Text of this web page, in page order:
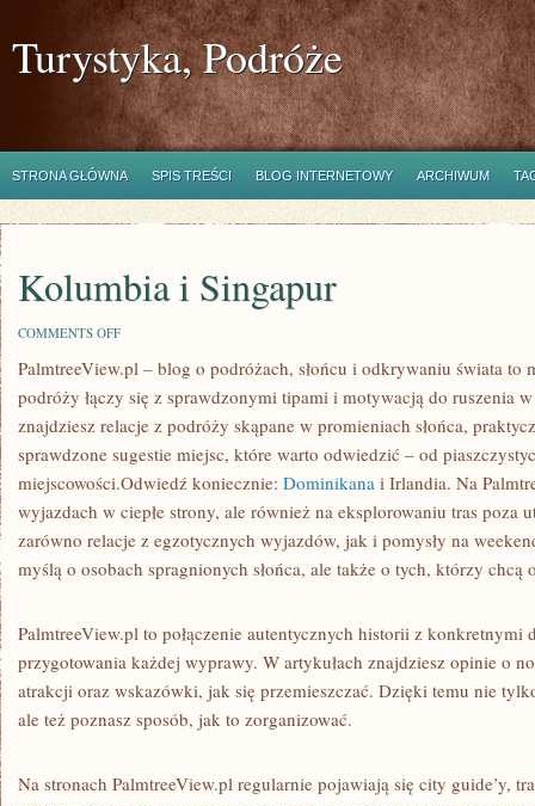
Turystyka, Podróże
STRONA GŁÓWNA SPIS TREŚCI BLOG INTERNETOWY ARCHIWUM
Kolumbia i Singapur
COMMENTS OFFON
I
PalmtreeView.pl – blog o podróżach, słońcu i odkrywaniu świata to
podróży łączy się z sprawdzonymi tipami i motywacją do ruszenia
znajdziesz relacje z podróży skąpane w promieniach słońca,
sprawdzone sugestie miejsc, które warto odwiedzić – od
miejscowości.Odwiedź koniecznie: Dominikana i Irlandia. Na
wyjazdach w ciepłe strony, ale również na eksplorowaniu tras poza
zarówno relacje z egzotycznych wyjazdów, jak i pomysły na
myślą o osobach spragnionych słońca, ale także o tych, którzy chcą
PalmtreeView.pl to połączenie autentycznych historii z konkretnymi
przygotowania każdej wyprawy. W artykułach znajdziesz opinie o
atrakcji oraz wskazówki, jak się przemieszczać. Dzięki temu nie
ale też poznasz sposób, jak to zorganizować.
Na stronach PalmtreeView.pl regularnie pojawiają się city guide’y,